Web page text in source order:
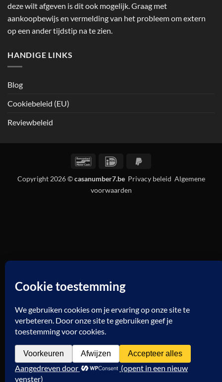
deze wilt afgeven is dit ook mogelijk. Graag met
aankoopbewijs en vermelding van het probleem om extern
op een ander tijdstip na te zien.
HANDIGE LINKS
Blog
Cookiebeleid (EU)
Reviewbeleid
BancontactIDeal
Copyright 2026 ©casanumber7.be Privacy beleid Algemene
voorwaarden